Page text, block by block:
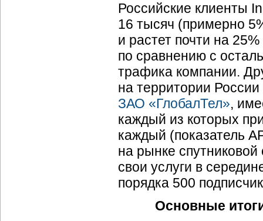
Российские клиенты
16 тысяч (примерно
и растет почти на
по сравнению с
трафика компании.
на территории России
ЗАО «ГлобалТел»,
каждый из которых
каждый (показатель
на рынке
свои услуги в
порядка 500
Основные